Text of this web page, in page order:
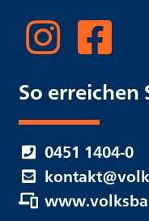
So erreichen
0451 1404-0